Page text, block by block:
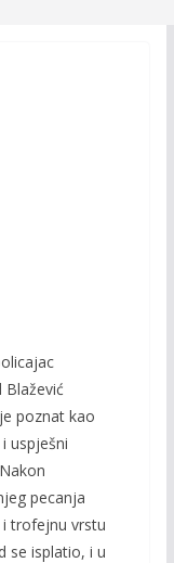
Blažević
poznat kao
uspješni
pecanja
trofejnu vrstu
se isplatio, i u